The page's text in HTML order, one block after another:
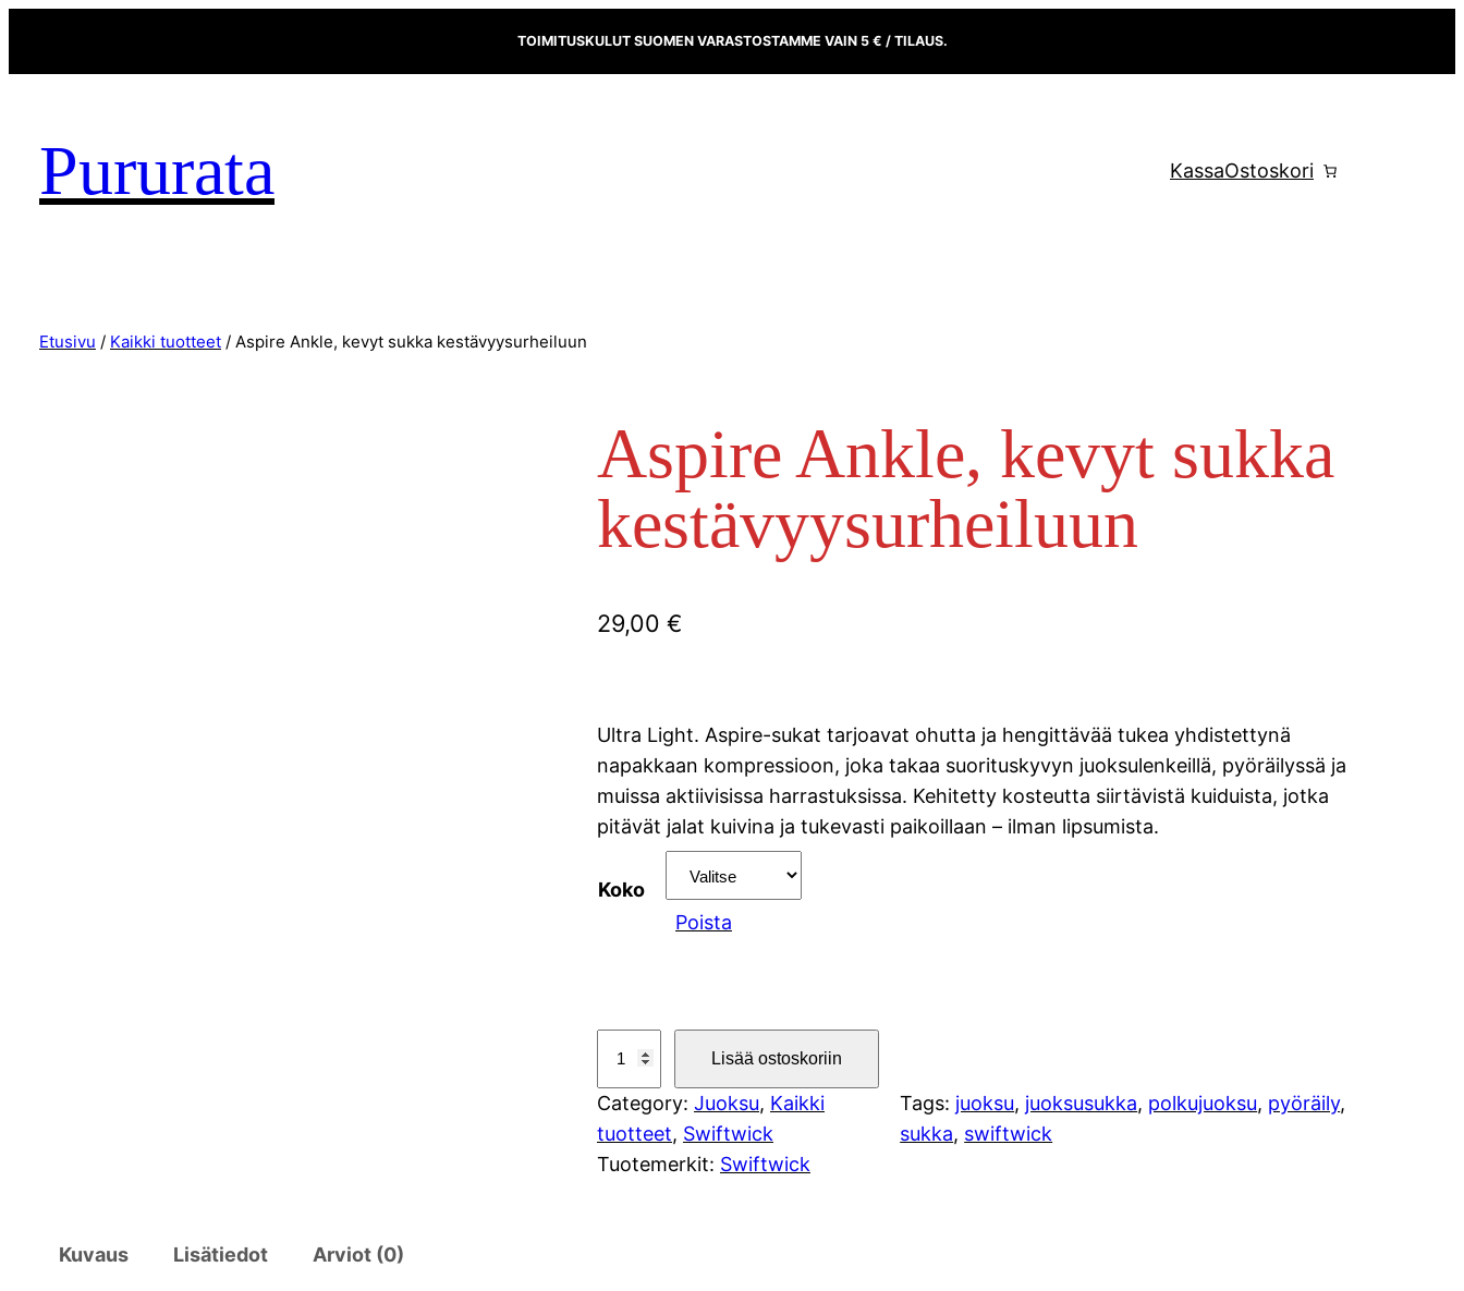
TOIMITUSKULUT SUOMEN VARASTOSTAMME VAIN 5 € / TILAUS.
Pururata KassaOstoskori
Etusivu / Kaikki tuotteet / Aspire Ankle, kevyt sukka kestävyysurheiluun
Aspire Ankle, kevyt sukka
kestävyysurheiluun
29,00 €
Ultra Light. Aspire-sukat tarjoavat ohutta ja hengittävää tukea yhdistettynä
napakkaan kompressioon, joka takaa suorituskyvyn juoksulenkeillä, pyöräilyssä ja
muissa aktiivisissa harrastuksissa. Kehitetty kosteutta siirtävistä kuiduista, jotka
pitävät jalat kuivina ja tukevasti paikoillaan – ilman lipsumista.
Koko
Poista
p
i
r
Lisää ostoskoriin
Category: Juoksu, Kaikki
tuotteet, Swiftwick
Tags: juoksu, juoksusukka, polkujuoksu, pyöräily
sukka, swiftwick
Tuotemerkit: Swiftwick
Kuvaus Lisätiedot Arviot (0)